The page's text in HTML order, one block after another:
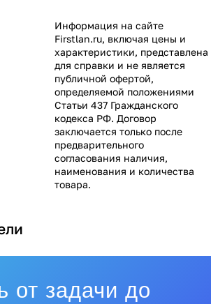
Информация на сайте
Firstlan.ru, включая цены и
характеристики, представлена
для справки и не является
публичной офертой,
определяемой положениями
Статьи 437 Гражданского
кодекса РФ. Договор
заключается только после
предварительного
согласования наличия,
наименования и количества
товара.
от задачи до